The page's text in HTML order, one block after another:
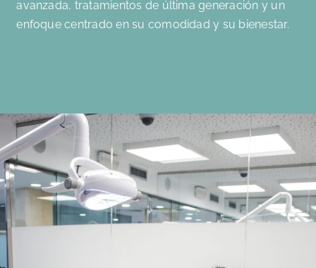
avanzada, tratamientos de última generación y un
enfoque centrado en su comodidad y su bienestar.